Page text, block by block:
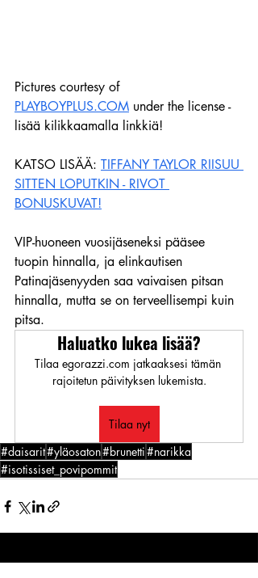
Pictures courtesy of
PLAYBOYPLUS.COM under the license -
lisää kilikkaamalla linkkiä!
KATSO LISÄÄ: TIFFANY TAYLOR RIISUU
SITTEN LOPUTKIN - RIVOT
BONUSKUVAT!
VIP-huoneen vuosijäseneksi pääsee
tuopin hinnalla, ja elinkautisen
Patinajäsenyyden saa vaivaisen pitsan
hinnalla, mutta se on terveellisempi kuin
pitsa.
Haluatko lukea lisää?
Tilaa egorazzi.com jatkaaksesi tämän
rajoitetun päivityksen lukemista.
Tilaa nyt
#daisarit#yläosaton#brunetti#narikka
#isotissiset_povipommit
Viimeisimmät päivitykset Katso kaikki